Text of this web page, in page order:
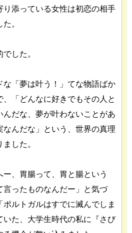
り添っている女性は初恋の相手
。
した。
な「夢は叶う！」てな物語ばか
、「どんなに好きでもその人と
んだな、夢が叶わないことがあ
なんだな」という、世界の真理
した。
、胃腸って、胃と腸という
言ったものなんだー」と気づ
ポルトガルはすでに滅んでしま
いた、大学生時代の私に『さび